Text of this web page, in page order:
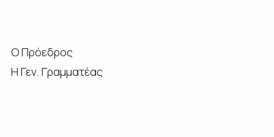
Ο Πρόεδρος
Η Γεν. Γραμματέας